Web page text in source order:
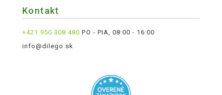
Kontakt
+421 950 308 480 PO - PIA, 08:00 - 16:00
info@dilego.sk